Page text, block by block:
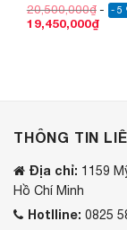
20,500,000₫ - 5
19,450,000₫
THÔNG TIN
Địa chỉ: 1159
Hồ Chí Minh
Hotlline: 0825